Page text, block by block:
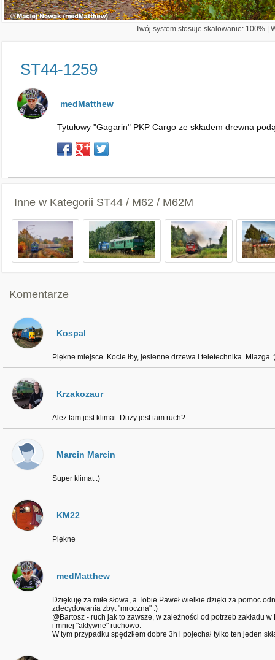
Twój system stosuje skalowanie: 100% |
ST44-1259
medMatthew
Tytułowy "Gagarin" PKP Cargo ze składem drewna
Inne w Kategorii ST44 / M62 / M62M
Komentarze
Kospal
Piękne miejsce. Kocie łby, jesienne drzewa i teletechnika. Miazga
Krzakozaur
Ależ tam jest klimat. Duży jest tam ruch?
Marcin Marcin
Super klimat :)
KM22
Piękne
medMatthew
Dziękuję za miłe słowa, a Tobie Paweł wielkie dzięki za pomoc
zdecydowania zbyt "mroczna" :)
@Bartosz - ruch jak to zawsze, w zależności od potrzeb zakładu
i mniej "aktywne" ruchowo.
W tym przypadku spędziłem dobre 3h i pojechał tylko ten jeden